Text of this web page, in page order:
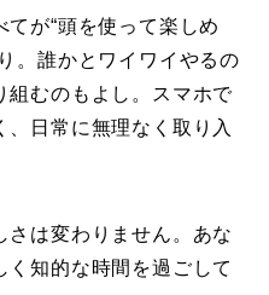
が“頭を使って楽しめ
。誰かとワイワイやるの
組むのもよし。スマホで
日常に無理なく取り入
さは変わりません。あな
く知的な時間を過ごして